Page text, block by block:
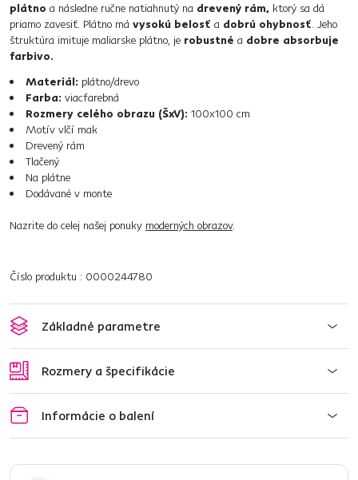
plátno a následne ručne natiahnutý na drevený rám, ktorý sa dá
priamo zavesiť. Plátno má vysokú belosť a dobrú ohybnosť. Jeho
štruktúra imituje maliarske plátno, je robustné a dobre absorbuje
farbivo.
Materiál: plátno/drevo
Farba: viacfarebná
Rozmery celého obrazu (ŠxV): 100x100 cm
Motív vlčí mak
Drevený rám
Tlačený
Na plátne
Dodávané v monte
Nazrite do celej našej ponuky moderných obrazov.
Číslo produktu : 0000244780
Základné parametre
Rozmery a špecifikácie
Informácie o balení